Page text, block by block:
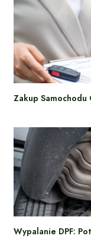
Zakup
Wypalanie DPF: